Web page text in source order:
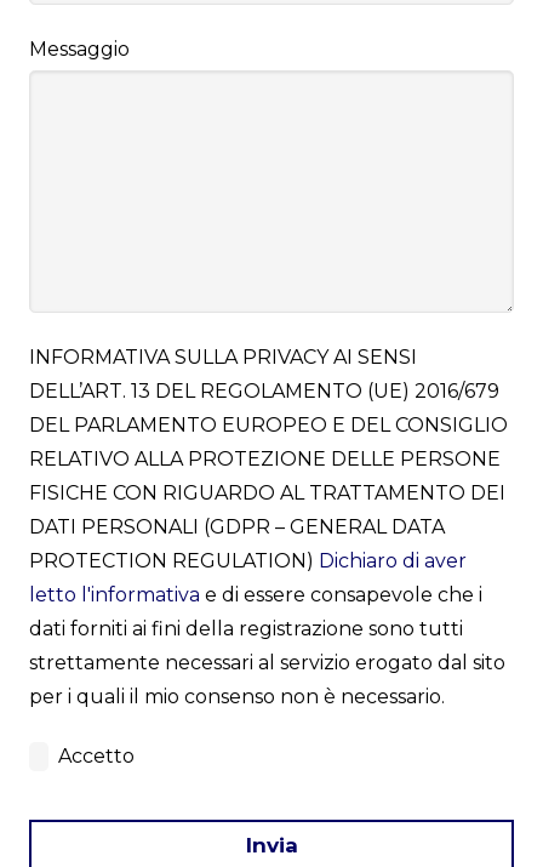
Messaggio
INFORMATIVA SULLA PRIVACY AI SENSI
DELL’ART. 13 DEL REGOLAMENTO (UE) 2016/679
DEL PARLAMENTO EUROPEO E DEL CONSIGLIO
RELATIVO ALLA PROTEZIONE DELLE PERSONE
FISICHE CON RIGUARDO AL TRATTAMENTO DEI
DATI PERSONALI (GDPR – GENERAL DATA
PROTECTION REGULATION) Dichiaro di aver
letto l'informativa e di essere consapevole che i
dati forniti ai fini della registrazione sono tutti
strettamente necessari al servizio erogato dal sito
per i quali il mio consenso non è necessario.
Accetto
Invia